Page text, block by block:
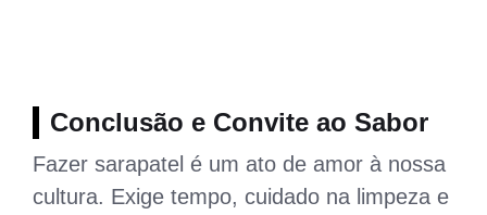
Conclusão e Convite ao Sabor
Fazer sarapatel é um ato de amor à nossa
cultura. Exige tempo, cuidado na limpeza e